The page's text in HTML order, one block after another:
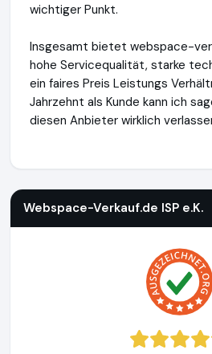
wichtiger Punkt.
Insgesamt bietet webspace-
hohe Servicequalität, starke
ein faires Preis Leistungs
Jahrzehnt als Kunde kann ich
diesen Anbieter wirklich
Webspace-Verkauf.de ISP e.K.